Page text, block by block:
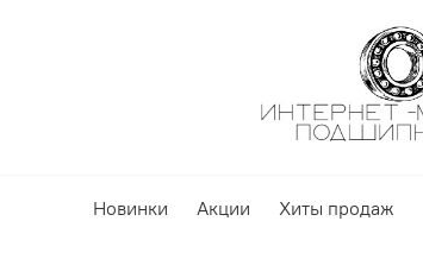
Новинки Акции Хиты продаж